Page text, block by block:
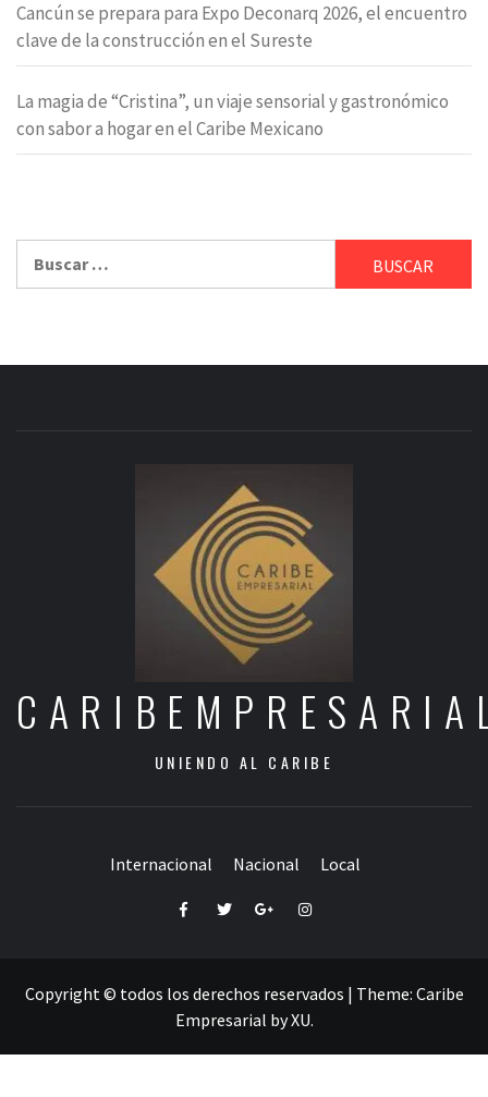
Cancún se prepara para Expo Deconarq 2026, el encuentro
clave de la construcción en el Sureste
La magia de “Cristina”, un viaje sensorial y gastronómico
con sabor a hogar en el Caribe Mexicano
UNIENDO AL CARIBE
Internacional Nacional Local
FacebookTwitterGoogle+Instagram
Copyright © todos los derechos reservados | Theme: Caribe
Empresarial byXU.